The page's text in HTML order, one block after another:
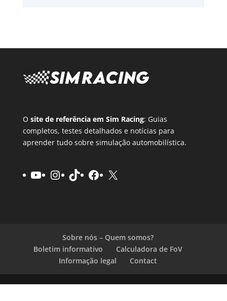
O site de referência em Sim Racing: Guias
completos, testes detalhados e notícias para
aprender tudo sobre simulação automobilística.
Youtube
Instagram
TikTokFacebook
X
Sobre nós – Quem somos?
Boletim informativo
Calculadora de FoV
Informação legal
Contact